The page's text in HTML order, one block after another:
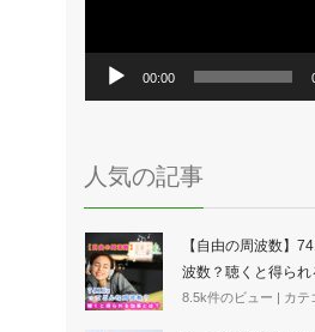
00:00
人気の記事
【自由の周波数】
波数？聴くと得られ
8.5k件のビュー | カテ